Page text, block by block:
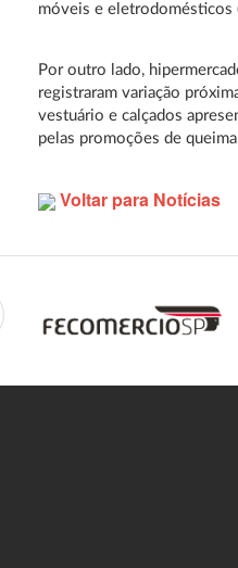
móveis e eletrodomésticos
Por outro lado,
registraram variação
vestuário e calçados
pelas promoções de
Voltar para Notícias